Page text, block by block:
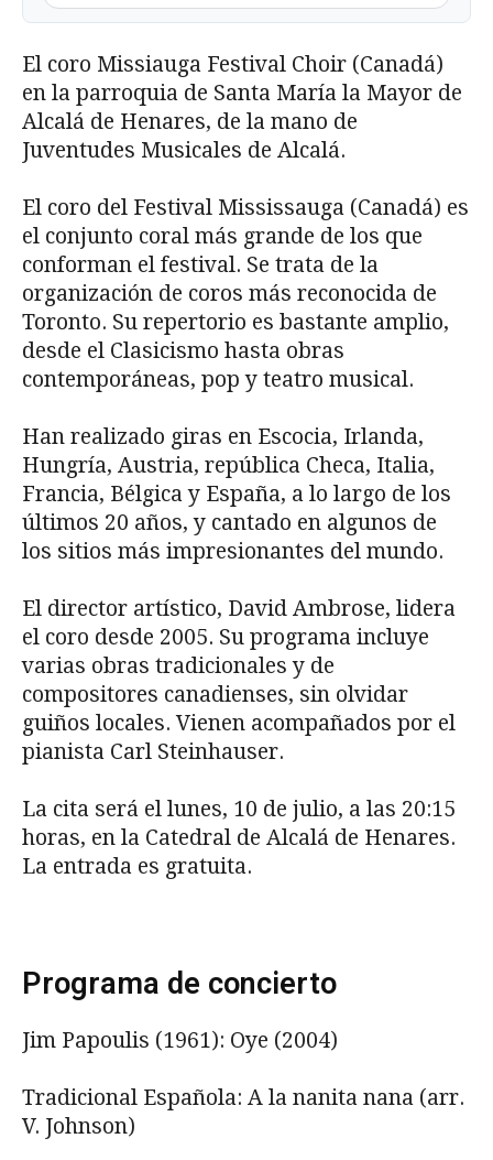
El coro Missiauga Festival Choir (Canadá)
en la parroquia de Santa María la Mayor de
Alcalá de Henares, de la mano de
Juventudes Musicales de Alcalá.
El coro del Festival Mississauga (Canadá) es
el conjunto coral más grande de los que
conforman el festival. Se trata de la
organización de coros más reconocida de
Toronto. Su repertorio es bastante amplio,
desde el Clasicismo hasta obras
contemporáneas, pop y teatro musical.
Han realizado giras en Escocia, Irlanda,
Hungría, Austria, república Checa, Italia,
Francia, Bélgica y España, a lo largo de los
últimos 20 años, y cantado en algunos de
los sitios más impresionantes del mundo.
El director artístico, David Ambrose, lidera
el coro desde 2005. Su programa incluye
varias obras tradicionales y de
compositores canadienses, sin olvidar
guiños locales. Vienen acompañados por el
pianista Carl Steinhauser.
La cita será el lunes, 10 de julio, a las 20:15
horas, en la Catedral de Alcalá de Henares.
La entrada es gratuita.
Programa de concierto
Jim Papoulis (1961): Oye (2004)
Tradicional Española: A la nanita nana (arr.
V. Johnson)